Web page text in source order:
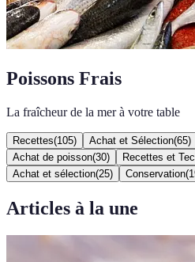
Poissons Frais
La fraîcheur de la mer à votre table
Recettes(105) Achat et Sélection(65)
Achat de poisson(30) Recettes et
Achat et sélection(25) Conservation(
Articles à la une